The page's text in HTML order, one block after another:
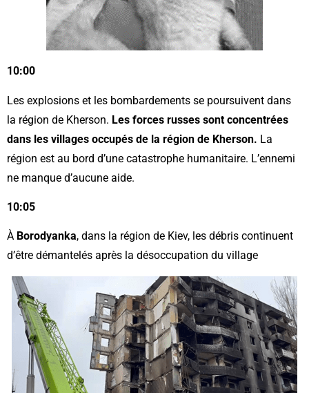
10:00
Les explosions et les bombardements se poursuivent dans
la région de Kherson. Les forces russes sont concentrées
dans les villages occupés de la région de Kherson. La
région est au bord d’une catastrophe humanitaire. L’ennemi
ne manque d’aucune aide.
10:05
À Borodyanka, dans la région de Kiev, les débris continuent
d’être démantelés après la désoccupation du village